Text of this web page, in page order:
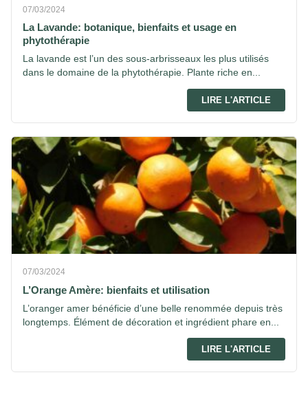
07/03/2024
La Lavande: botanique, bienfaits et usage en
phytothérapie
La lavande est l’un des sous-arbrisseaux les plus utilisés
dans le domaine de la phytothérapie. Plante riche en...
LIRE L'ARTICLE
07/03/2024
L’Orange Amère: bienfaits et utilisation
L’oranger amer bénéficie d’une belle renommée depuis très
longtemps. Élément de décoration et ingrédient phare en...
LIRE L'ARTICLE